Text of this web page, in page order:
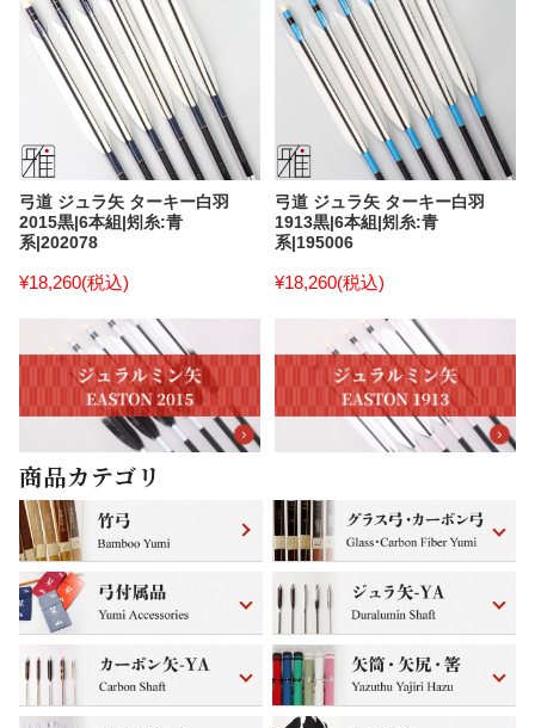
弓道 ジュラ矢 ターキー白羽
2015黒|6本組|矧糸:青
系|202078
¥18,260(税込)
弓道 ジュラ矢 ターキー白羽
1913黒|6本組|矧糸:青
系|195006
¥18,260(税込)
商品カテゴリ